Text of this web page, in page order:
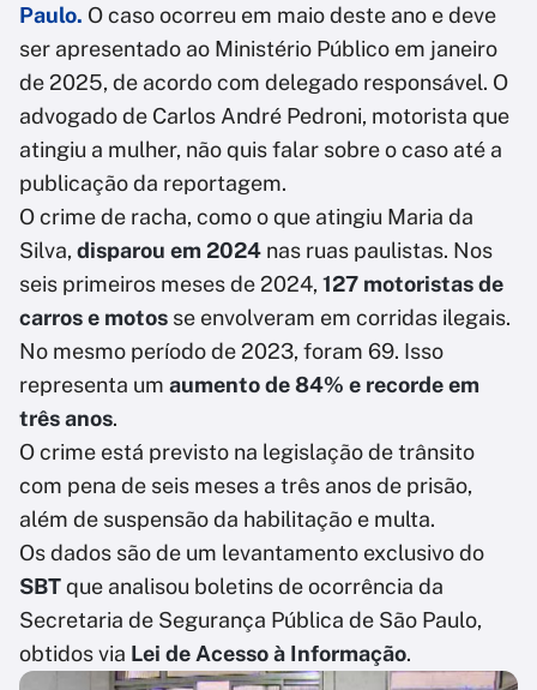
Paulo. O caso ocorreu em maio deste ano e deve
ser apresentado ao Ministério Público em janeiro
de 2025, de acordo com delegado responsável. O
advogado de Carlos André Pedroni, motorista que
atingiu a mulher, não quis falar sobre o caso até a
publicação da reportagem.
O crime de racha, como o que atingiu Maria da
Silva, disparou em 2024 nas ruas paulistas. Nos
seis primeiros meses de 2024, 127 motoristas de
carros e motos se envolveram em corridas ilegais.
No mesmo período de 2023, foram 69. Isso
representa um aumento de 84% e recorde em
três anos.
O crime está previsto na legislação de trânsito
com pena de seis meses a três anos de prisão,
além de suspensão da habilitação e multa.
Os dados são de um levantamento exclusivo do
SBTque analisou boletins de ocorrência da
Secretaria de Segurança Pública de São Paulo,
obtidos via Lei de Acesso à Informação.